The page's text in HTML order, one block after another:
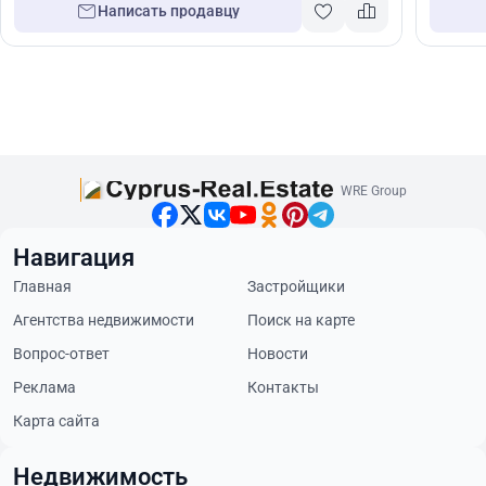
Написать продавцу
WRE Group
Навигация
Главная
Застройщики
Агентства недвижимости
Поиск на карте
Вопрос-ответ
Новости
Реклама
Контакты
Карта сайта
Недвижимость